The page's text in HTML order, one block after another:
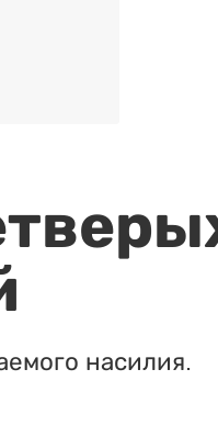
насилия.